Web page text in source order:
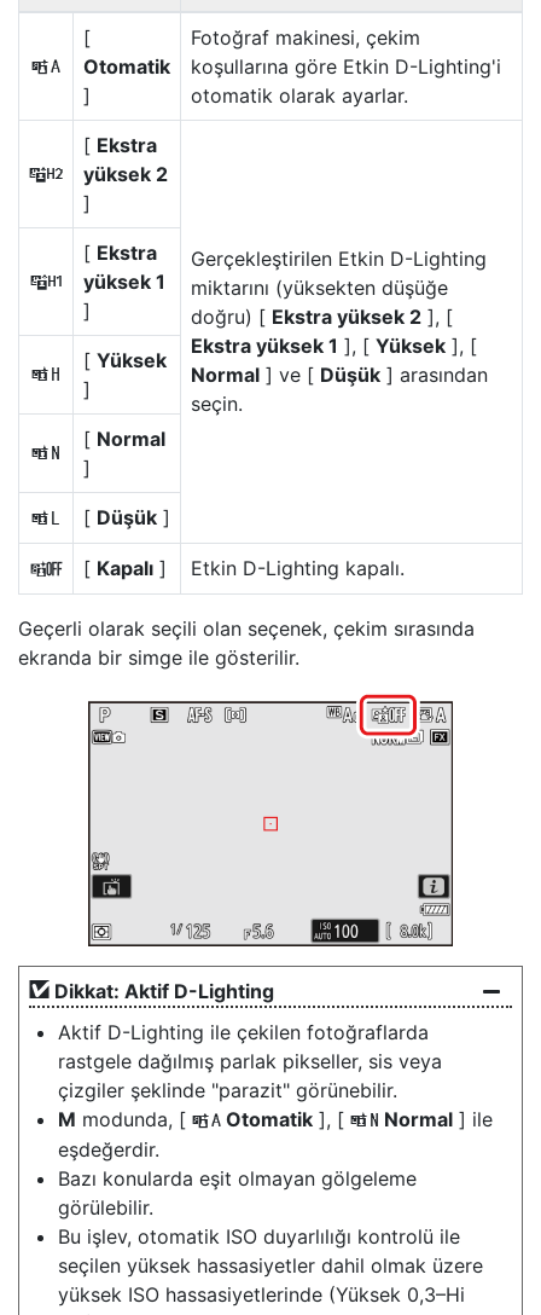
Y
[
Otomatik
]
Fotoğraf makinesi, çekim
koşullarına göre Etkin D-Lighting'i
otomatik olarak ayarlar.
t
[ Ekstra
yüksek 2
]
Gerçekleştirilen Etkin D-Lighting
miktarını (yüksekten düşüğe
doğru) [ Ekstra yüksek 2 ], [
Ekstra yüksek 1 ], [ Yüksek ], [
Normal ] ve [ Düşük ] arasından
seçin.
s
[ Ekstra
yüksek 1
]
P
[ Yüksek
]
Q
[ Normal
]
R [ Düşük ]
c [ Kapalı ] Etkin D-Lighting kapalı.
Geçerli olarak seçili olan seçenek, çekim sırasında
ekranda bir simge ile gösterilir.
Dikkat: Aktif D-Lighting
Aktif D-Lighting ile çekilen fotoğraflarda
rastgele dağılmış parlak pikseller, sis veya
çizgiler şeklinde "parazit" görünebilir.
M modunda, [ Y Otomatik ], [ Q Normal ] ile
eşdeğerdir.
Bazı konularda eşit olmayan gölgeleme
görülebilir.
Bu işlev, otomatik ISO duyarlılığı kontrolü ile
seçilen yüksek hassasiyetler dahil olmak üzere
yüksek ISO hassasiyetlerinde (Yüksek 0,3–Hi